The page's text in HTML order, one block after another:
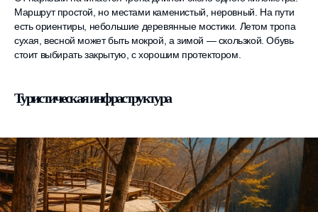
Маршрут простой, но местами каменистый, неровный. На пути
есть ориентиры, небольшие деревянные мостики. Летом тропа
сухая, весной может быть мокрой, а зимой — скользкой. Обувь
стоит выбирать закрытую, с хорошим протектором.
Туристическая инфраструктура